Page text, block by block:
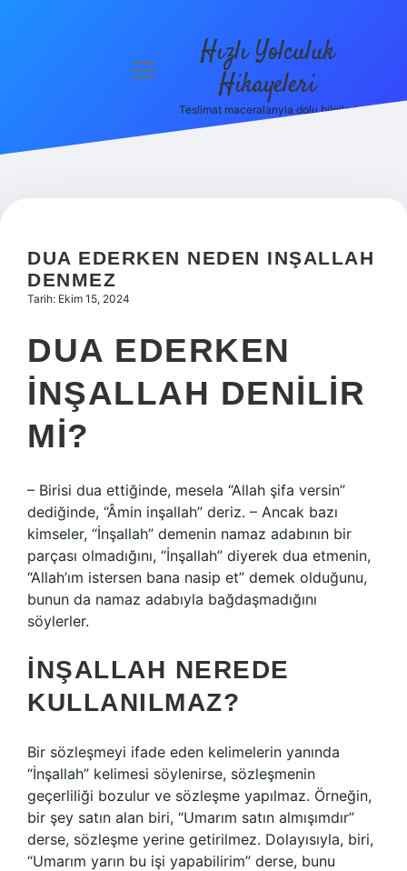
Hakkımızda
menüyü
Hızlı Yolculuk
Hikayeleri
Teslimat maceralarıyla dolu bilgiler!
DUA EDERKEN NEDEN INŞALLAH
DENMEZ
Tarih: Ekim 15, 2024
DUA EDERKEN
INŞALLAH DENILIR
MI?
– Birisi dua ettiğinde, mesela “Allah şifa versin”
dediğinde, “Âmin inşallah” deriz. – Ancak bazı
kimseler, “İnşallah” demenin namaz adabının bir
parçası olmadığını, “İnşallah” diyerek dua etmenin,
“Allah’ım istersen bana nasip et” demek olduğunu,
bunun da namaz adabıyla bağdaşmadığını
söylerler.
İNŞALLAH NEREDE
KULLANILMAZ?
Bir sözleşmeyi ifade eden kelimelerin yanında
“İnşallah” kelimesi söylenirse, sözleşmenin
geçerliliği bozulur ve sözleşme yapılmaz. Örneğin,
bir şey satın alan biri, “Umarım satın almışımdır”
derse, sözleşme yerine getirilmez. Dolayısıyla, biri,
“Umarım yarın bu işi yapabilirim” derse, bunu